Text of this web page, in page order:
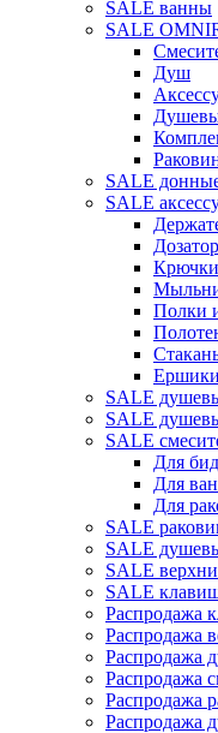
SALE ванны
SALE
Душ
SALE
SALE
Крючки
Полки
Ершики
SALE
SALE
SALE
Для
Для
Для
SALE
SALE
SALE
SALE
Распродажа
Распродажа
Распродажа
Распродажа
Распродажа
Распродажа